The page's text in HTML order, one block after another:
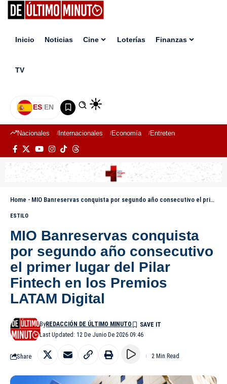
Inicio Noticias Cine Loterías Finanzas
TV
ES|EN
Nacionales Internacionales Economía Entretenimiento
Home - MIO Banreservas conquista por segundo año consecutivo el primer lugar del Pilar Fintech en los Premios LATAM Digital
ESTILO
MIO Banreservas conquista
por segundo año consecutivo
el primer lugar del Pilar
Fintech en los Premios
LATAM Digital
Last Updated: 12 De Junio De 2026 09:46
ByREDACCIÓN DE ÚLTIMO MINUTO
Share 2 Min Read